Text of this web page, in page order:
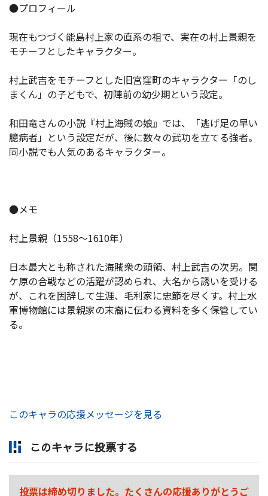
●プロフィール
現在もつづく能島村上家の直系の祖で、実在の村上景親を
モチーフとしたキャラクター。
村上武吉をモチーフとした旧宮窪町のキャラクター「のし
まくん」の子どもで、初陣前の幼少期という設定。
和田竜さんの小説『村上海賊の娘』では、「逃げ足の早い
臆病者」という設定だが、後に数々の武功を立てる強者。
同小説でも人気のあるキャラクター。
●メモ
村上景親（1558～1610年）
日本最大とも称された海賊衆の頭領、村上武吉の次男。関
ケ原の合戦などの活躍が認められ、大名から誘いを受ける
が、これを固辞して生涯、毛利家に忠節を尽くす。村上水
軍博物館には景親家の末裔に伝わる資料を多く保管してい
る。
このキャラの応援メッセージを見る
このキャラに投票する
投票は締め切りました。たくさんの応援ありがとうご